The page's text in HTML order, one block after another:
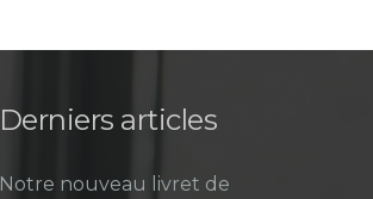
Derniers articles
Notre nouveau livret de